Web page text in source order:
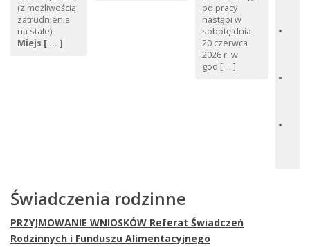
(z możliwością
zatrudnienia
na stałe)
Miejs [ ... ]
od pracy
nastąpi w
sobotę dnia
20 czerwca
2026 r. w
god [ ... ]
Świadczenia rodzinne
PRZYJMOWANIE WNIOSKÓW Referat Świadczeń
Rodzinnych i Funduszu Alimentacyjnego